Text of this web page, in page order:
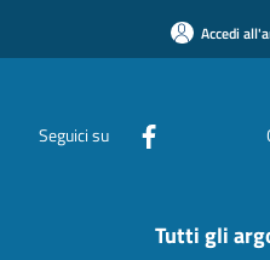
Accedi
Seguici su
Tutti gli